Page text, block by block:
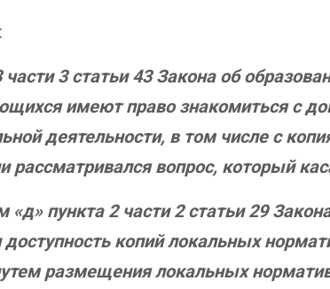
части 3 статьи 43 Закона об
имеют право знакомиться с
деятельности, в том числе с
рассматривался вопрос, который
«д» пункта 2 части 2 статьи 29
копий локальных
размещения локальных